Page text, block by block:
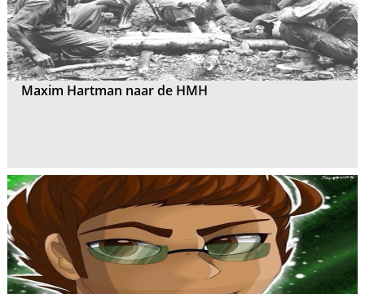
Maxim Hartman naar de HMH